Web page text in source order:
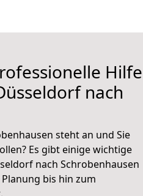
Hilfe
nach
steht an und Sie
Es gibt einige wichtige
nach Schrobenhausen
bis hin zum